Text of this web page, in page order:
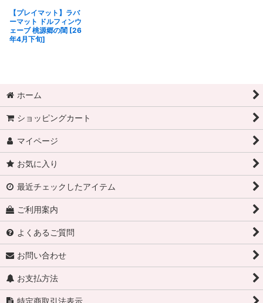
【プレイマット】ラバ
ーマット ドルフィンウ
ェーブ 桃源郷の閨 [26
年4月下旬]
ホーム
ショッピングカート
マイページ
お気に入り
最近チェックしたアイテム
ご利用案内
よくあるご質問
お問い合わせ
お支払方法
特定商取引法表示